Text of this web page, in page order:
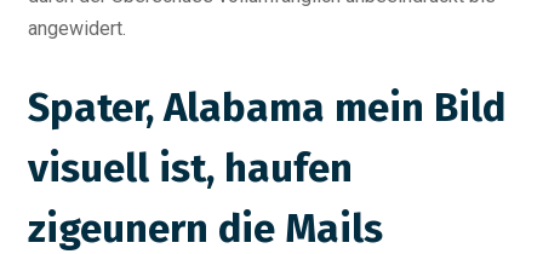
angewidert.
Spater, Alabama mein Bild
visuell ist, haufen
zigeunern die Mails